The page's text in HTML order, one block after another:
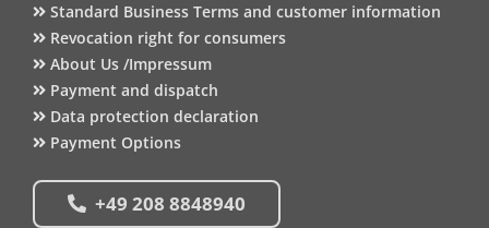
Standard Business Terms and customer information
Revocation right for consumers
About Us /Impressum
Payment and dispatch
Data protection declaration
Payment Options
+49 208 8848940